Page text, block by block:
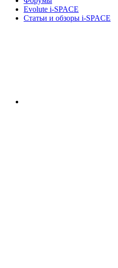
Evolute i⁠-⁠SPACE
Статьи и обзоры i-SPACE